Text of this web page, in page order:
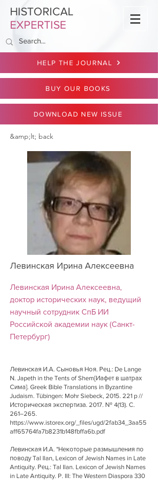
HISTORICAL
EXPERTISE
HELP THE JOURNAL
BUY OUR BOOKS
DOWNLOAD NEW ISSUE
&amp;lt; back
Левинская Ирина Алексеевна
Левинская Ирина Алексеевна,
доктор исторических наук, ведущий
научный сотрудник СпБ ИИ
Российской академии наук (Санкт-
Петербург)
Левинская И.А. Сыновья Ноя. Рец.: De Lange
N. Japeth in the Tents of Shem[Иафет в шатрах
Сима]. Greek Bible Translations in Byzantine
Judaism. Tübingen: Mohr Siebeck, 2015. 221 p //
Историческая экспертиза. 2017. № 4(13). С.
261–265.
https://www.istorex.org/_files/ugd/2fab34_3aa55
aff65764fa7b8231b148fbffa6b.pdf
Левинская И.А. "Некоторые размышления по
поводу Tal Ilan, Lexicon of Jewish Names in Late
Antiquity. Рец.: Tal Ilan. Lexicon of Jewish Names
in Late Antiquity. P. III: The Western Diaspora 330